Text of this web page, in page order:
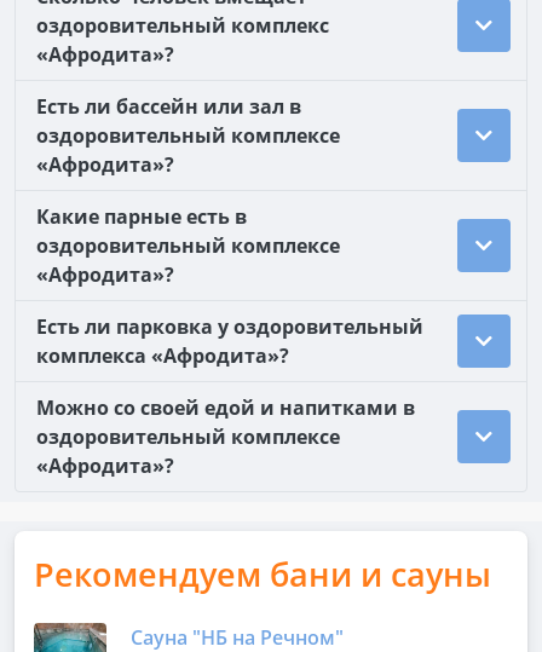
оздоровительный комплекс
«Афродита»?
Есть ли бассейн или зал в
оздоровительный комплексе
«Афродита»?
Какие парные есть в
оздоровительный комплексе
«Афродита»?
Есть ли парковка у оздоровительный
комплекса «Афродита»?
Можно со своей едой и напитками в
оздоровительный комплексе
«Афродита»?
Рекомендуем бани и сауны
Сауна "НБ на Речном"